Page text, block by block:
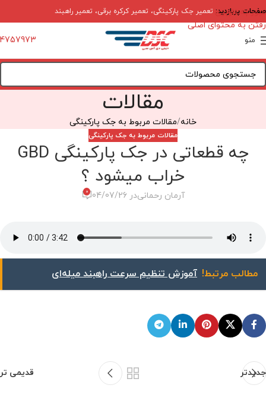
عبور به ناوبری
رفتن به محتوای اصلی
صفحات پربازدید: تعمیر جک پارکینگی، تعمیر کرکره برقی، تعمیر راهبند
منو
مقالات
خانه مقالات مربوط به جک پارکینگی
مقالات مربوط به جک پارکینگی
چه قطعاتی در جک پارکینگی GBD
خراب میشود ؟
آرمان رحمانیدر 04/07/26 0
مطالب مرتبط! ‌آموزش تنظیم سرعت راهبند میله‌ای
جدیدتر قدیمی تر